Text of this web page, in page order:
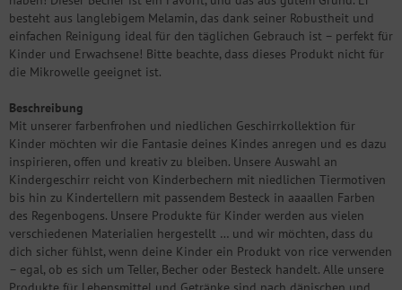
besteht aus langlebigem Melamin, das dank seiner Robustheit und
einfachen Reinigung ideal für den täglichen Gebrauch ist – perfekt für
Kinder und Erwachsene! Bitte beachte, dass dieses Produkt nicht für
die Mikrowelle geeignet ist.
Beschreibung
Mit unserer farbenfrohen und niedlichen Geschirrkollektion für
Kinder möchten wir die Fantasie deines Kindes anregen und es dazu
inspirieren, offen und kreativ zu bleiben. Unsere Auswahl an
Kindergeschirr reicht von Kinderbechern mit niedlichen Tiermotiven
bis hin zu Kindertellern mit passendem Besteck in aaaallen Farben
des Regenbogens. Unsere Produkte für Kinder werden aus vielen
verschiedenen Materialien hergestellt … und wir möchten, dass du
dich sicher fühlst, wenn deine Kinder ein Produkt von rice verwenden
– egal, ob es sich um Teller, Becher oder Besteck handelt. Alle unsere